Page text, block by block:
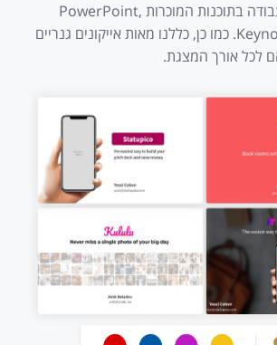
הקבצים מותאמים לעבודה בתוכנות המוכרות PowerPoint,
Google Slides ו-Keynote. כמו כן, כללנו מאות אייקונים גנריים
לכל אורך המצגת.